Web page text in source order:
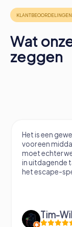
Wat
zeggen
Het is een
voor een
moet echter
in uitdagende
het escape-
Tim-